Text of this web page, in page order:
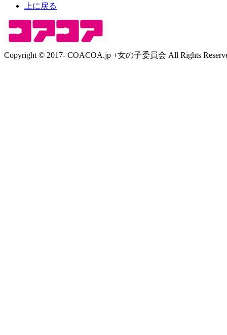
上に戻る
Copyright © 2017- COACOA.jp +女の子委員会 All Rights